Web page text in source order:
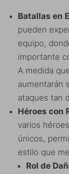
Batallas en
pueden
equipo,
importante
A medida
aumentarán
ataques tan
Héroes con
varios
únicos,
estilo que
Rol de